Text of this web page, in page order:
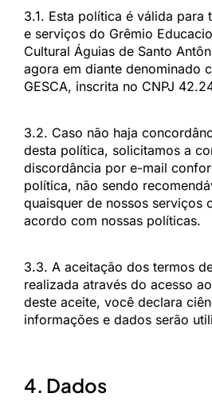
3.1. Esta política é válida para
e serviços do Grêmio
Cultural Águias de Santo
agora em diante denominado
GESCA, inscrita no CNPJ
3.2. Caso não haja
desta política, solicitamos a
discordância por e-mail
política, não sendo
quaisquer de nossos serviços
acordo com nossas políticas.
3.3. A aceitação dos termos
realizada através do acesso
deste aceite, você declara
informações e dados serão
4. Dados